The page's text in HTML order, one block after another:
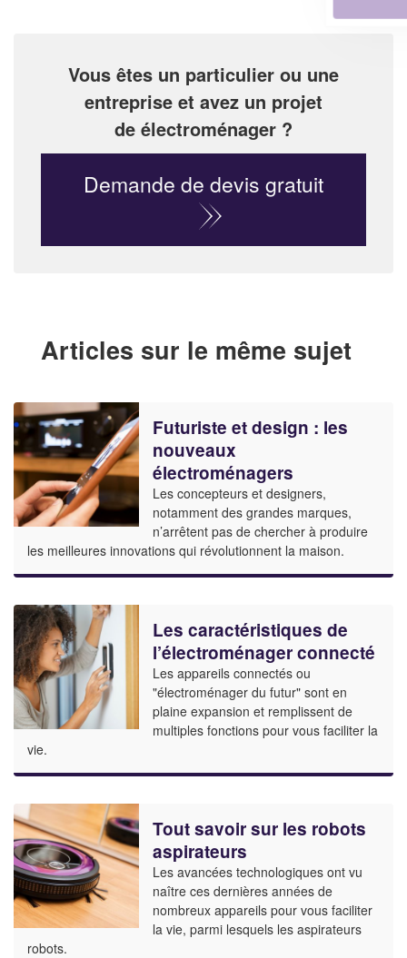
Vous êtes un particulier ou une
entreprise et avez un projet
de électroménager ?
Demande de devis gratuit
Articles sur le même sujet
Futuriste et design : les
nouveaux
électroménagers
Les concepteurs et designers,
notamment des grandes marques,
n’arrêtent pas de chercher à produire
les meilleures innovations qui révolutionnent la maison.
Les caractéristiques de
l’électroménager connecté
Les appareils connectés ou
"électroménager du futur" sont en
plaine expansion et remplissent de
multiples fonctions pour vous faciliter la
vie.
Tout savoir sur les robots
aspirateurs
Les avancées technologiques ont vu
naître ces dernières années de
nombreux appareils pour vous faciliter
la vie, parmi lesquels les aspirateurs
robots.